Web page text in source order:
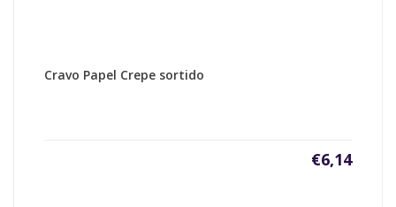
Cravo Papel Crepe sortido
€6,14